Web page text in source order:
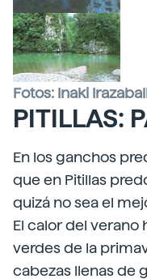
Fotos: Inaki
PITILLAS:
En los ganchos
que en Pitillas
quizá no sea el
El calor del verano
verdes de la
cabezas llenas de